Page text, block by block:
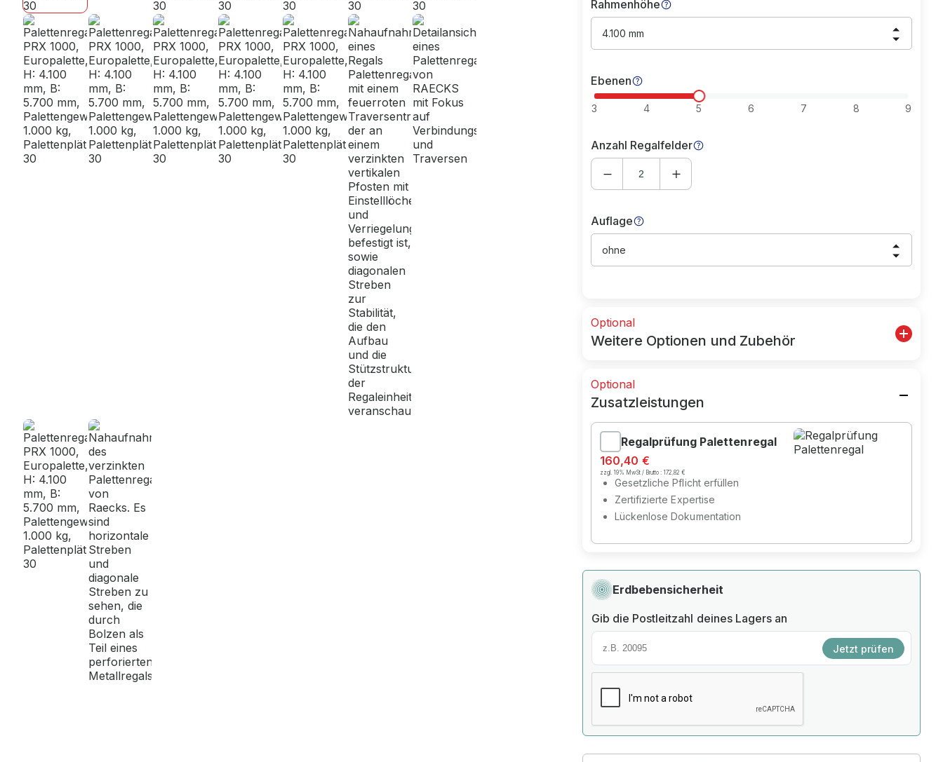
Rahmenhöhe
4.100 mm
Ebenen
3 4 5 6 7 8 9
Anzahl Regalfelder
Auflage
ohne
Optional
Weitere Optionen und Zubehör
Optional
Zusatzleistungen
Regalprüfung Palettenregal
160,40 €
zzgl. 19% MwSt / Brutto :172,82 €
Gesetzliche Pflicht erfüllen
Zertifizierte Expertise
Lückenlose Dokumentation
Erdbebensicherheit
Gib die Postleitzahl deines Lagers an
Jetzt prüfen